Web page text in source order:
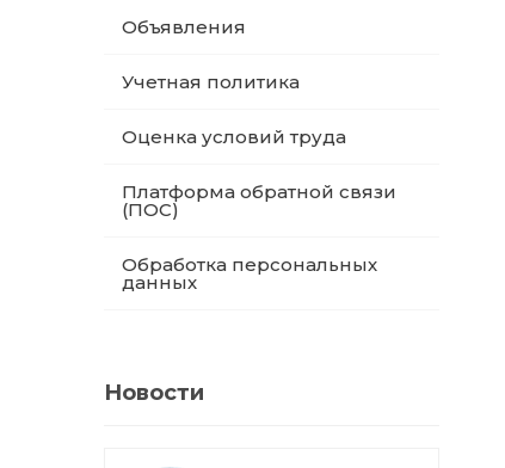
Объявления
Учетная политика
Оценка условий труда
Платформа обратной связи
(ПОС)
Обработка персональных
данных
Новости